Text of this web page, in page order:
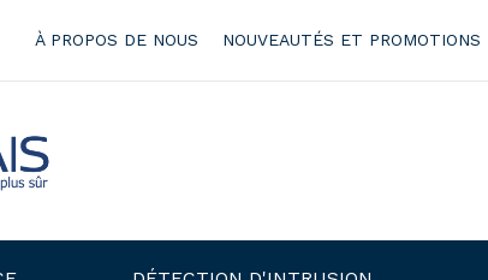
À PROPOS DE NOUS NOUVEAUTÉS ET PROMOTIONS